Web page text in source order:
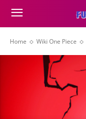
Home Wiki One Piece